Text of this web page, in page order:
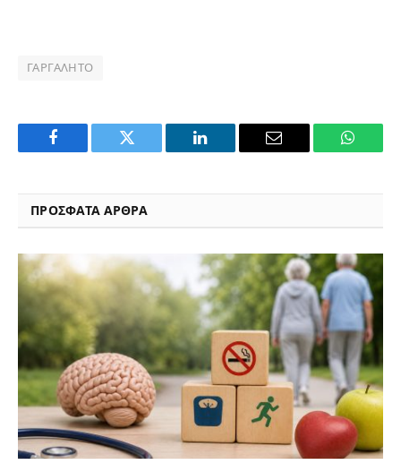
ΓΑΡΓΑΛΗΤΌ
Facebook Twitter LinkedIn Email
ΠΡΟΣΦΑΤΑ ΑΡΘΡΑ